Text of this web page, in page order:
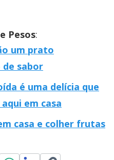
Pesos:
um prato
sabor
é uma delícia que
em casa
casa e colher frutas